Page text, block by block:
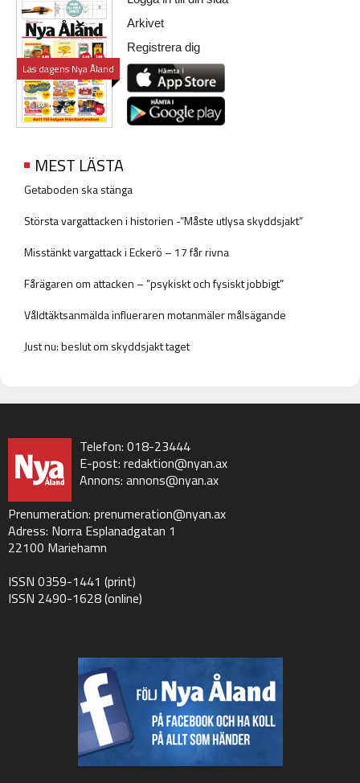
Läs dagens Nya Åland
Arkivet
Registrera dig
MEST LÄSTA
Getaboden ska stänga
Största vargattacken i historien -”Måste utlysa skyddsjakt”
Misstänkt vargattack i Eckerö – 17 får rivna
Fårägaren om attacken – ”psykiskt och fysiskt jobbigt”
Våldtäktsanmälda influeraren motanmäler målsägande
Just nu: beslut om skyddsjakt taget
Telefon: 018-23444
E-post: redaktion@nyan.ax
Annons: annons@nyan.ax
Prenumeration: prenumeration@nyan.ax
Adress: Norra Esplanadgatan 1
22100 Mariehamn
ISSN 0359-1441 (print)
ISSN 2490-1628 (online)